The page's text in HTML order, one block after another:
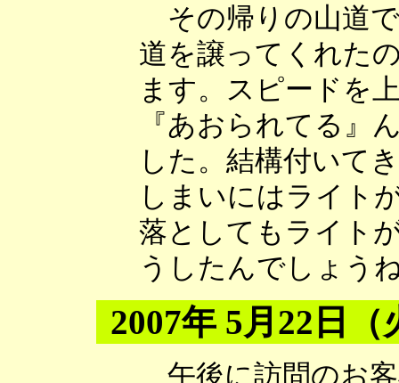
その帰りの山道
道を譲ってくれた
ます。スピードを
『あおられてる』
した。結構付いて
しまいにはライト
落としてもライト
うしたんでしょう
2007年 5月22日（
午後に訪問のお